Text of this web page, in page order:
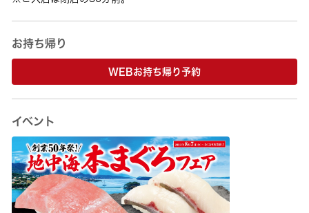
お持ち帰り
WEBお持ち帰り予約
イベント